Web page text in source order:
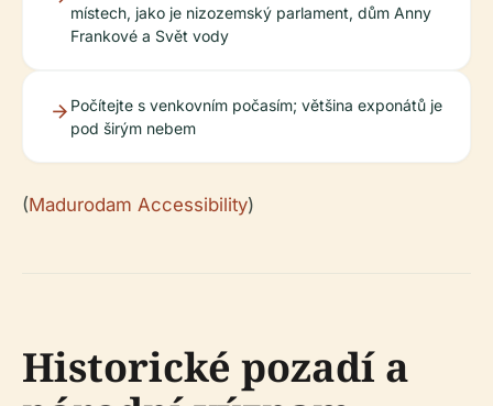
místech, jako je nizozemský parlament, dům Anny
Frankové a Svět vody
Počítejte s venkovním počasím; většina exponátů je
pod širým nebem
(Madurodam Accessibility)
Historické pozadí a